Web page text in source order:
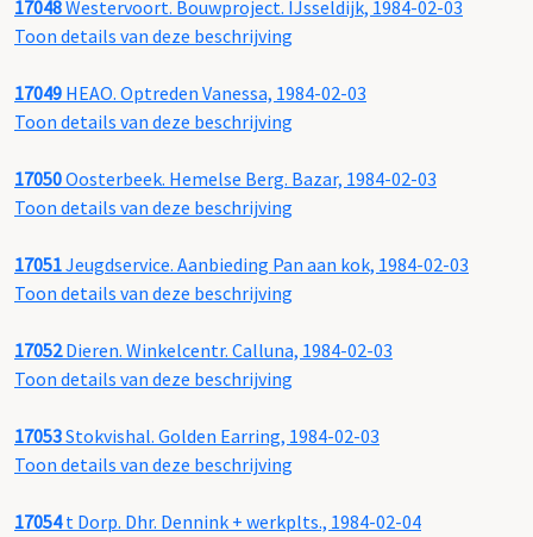
17048Westervoort. Bouwproject. IJsseldijk, 1984-02-03
Toon details van deze beschrijving
17049 HEAO. Optreden Vanessa, 1984-02-03
Toon details van deze beschrijving
17050Oosterbeek. Hemelse Berg. Bazar, 1984-02-03
Toon details van deze beschrijving
17051Jeugdservice. Aanbieding Pan aan kok, 1984-02-03
Toon details van deze beschrijving
17052Dieren. Winkelcentr. Calluna, 1984-02-03
Toon details van deze beschrijving
17053Stokvishal. Golden Earring, 1984-02-03
Toon details van deze beschrijving
17054t Dorp. Dhr. Dennink + werkplts., 1984-02-04